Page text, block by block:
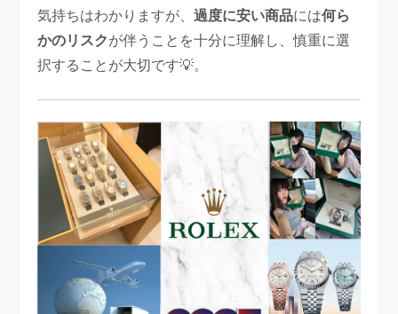
気持ちはわかりますが、過度に安い商品には何ら
かのリスクが伴うことを十分に理解し、慎重に選
択することが大切です💡。